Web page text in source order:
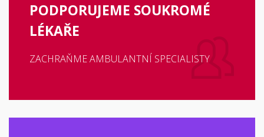
PODPORUJEME SOUKROMÉ
LÉKAŘE
ZACHRAŇME AMBULANTNÍ SPECIALISTY